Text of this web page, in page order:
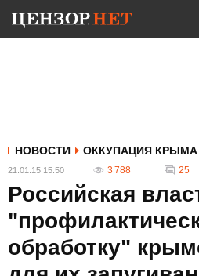
НОВОСТИ ОККУПАЦИЯ КРЫМА
21.01.15 15:50 3 788 25
Российская
обработку"